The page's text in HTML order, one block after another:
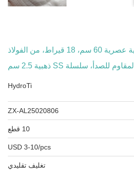
سلسلة ذهبية رجالية عصرية 60 سم، 18 قيراط، من الفولاذ
المقاوم للصدأ، سلسلة SS ذهبية 2.5 سم
HydroTi
ZX-AL25020806
10 قطع
USD 3-10/pcs
تغليف تقليدي